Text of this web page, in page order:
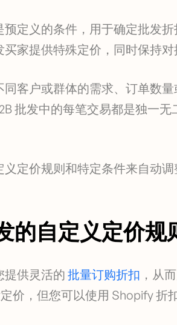
预定义的条件，用于确定批发
家提供特殊定价，同时保持
同客户或群体的需求、订单数
批发中的每笔交易都是独一
定价规则和特定条件来自动
的自定义定价规
提供灵活的 批量订购折扣 ，从
价，但您可以使用 Shopify 折